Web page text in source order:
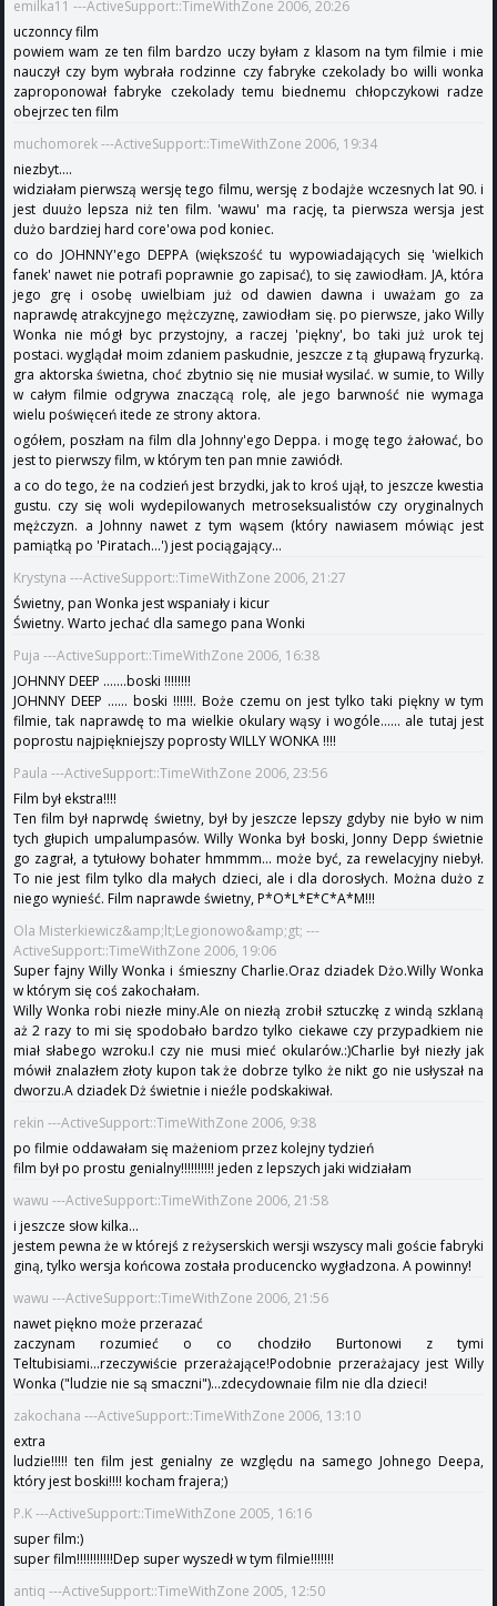
emilka11 ---ActiveSupport::TimeWithZone 2006, 20:26
uczonncy film
powiem wam ze ten film bardzo uczy byłam z klasom na tym filmie i mie
nauczył czy bym wybrała rodzinne czy fabryke czekolady bo willi wonka
zaproponował fabryke czekolady temu biednemu chłopczykowi radze
obejrzec ten film
muchomorek ---ActiveSupport::TimeWithZone 2006, 19:34
niezbyt....
widziałam pierwszą wersję tego filmu, wersję z bodajże wczesnych lat 90. i
jest duużo lepsza niż ten film. 'wawu' ma rację, ta pierwsza wersja jest
dużo bardziej hard core'owa pod koniec.
co do JOHNNY'ego DEPPA (większość tu wypowiadających się 'wielkich
fanek' nawet nie potrafi poprawnie go zapisać), to się zawiodłam. JA, która
jego grę i osobę uwielbiam już od dawien dawna i uważam go za
naprawdę atrakcyjnego mężczyznę, zawiodłam się. po pierwsze, jako Willy
Wonka nie mógł byc przystojny, a raczej 'piękny', bo taki już urok tej
postaci. wyglądał moim zdaniem paskudnie, jeszcze z tą głupawą fryzurką.
gra aktorska świetna, choć zbytnio się nie musiał wysilać. w sumie, to Willy
w całym filmie odgrywa znaczącą rolę, ale jego barwność nie wymaga
wielu poświęceń itede ze strony aktora.
ogółem, poszłam na film dla Johnny'ego Deppa. i mogę tego żałować, bo
jest to pierwszy film, w którym ten pan mnie zawiódł.
a co do tego, że na codzień jest brzydki, jak to kroś ujął, to jeszcze kwestia
gustu. czy się woli wydepilowanych metroseksualistów czy oryginalnych
mężczyzn. a Johnny nawet z tym wąsem (który nawiasem mówiąc jest
pamiątką po 'Piratach...') jest pociągający...
Krystyna ---ActiveSupport::TimeWithZone 2006, 21:27
Świetny, pan Wonka jest wspaniały i kicur
Świetny. Warto jechać dla samego pana Wonki
Puja ---ActiveSupport::TimeWithZone 2006, 16:38
JOHNNY DEEP .......boski !!!!!!!!
JOHNNY DEEP ...... boski !!!!!!. Boże czemu on jest tylko taki piękny w tym
filmie, tak naprawdę to ma wielkie okulary wąsy i wogóle...... ale tutaj jest
poprostu najpiękniejszy poprosty WILLY WONKA !!!!
Paula ---ActiveSupport::TimeWithZone 2006, 23:56
Film był ekstra!!!!
Ten film był naprwdę świetny, był by jeszcze lepszy gdyby nie było w nim
tych głupich umpalumpasów. Willy Wonka był boski, Jonny Depp świetnie
go zagrał, a tytułowy bohater hmmmm... może być, za rewelacyjny niebył.
To nie jest film tylko dla małych dzieci, ale i dla dorosłych. Można dużo z
niego wynieść. Film naprawde świetny, P*O*L*E*C*A*M!!!
Ola Misterkiewicz&amp;lt;Legionowo&amp;gt; ---
ActiveSupport::TimeWithZone 2006, 19:06
Super fajny Willy Wonka i śmieszny Charlie.Oraz dziadek Dżo.Willy Wonka
w którym się coś zakochałam.
Willy Wonka robi niezłe miny.Ale on niezłą zrobił sztuczkę z windą szklaną
aż 2 razy to mi się spodobało bardzo tylko ciekawe czy przypadkiem nie
miał słabego wzroku.I czy nie musi mieć okularów.:)Charlie był niezły jak
mówił znalazłem złoty kupon tak że dobrze tylko że nikt go nie usłyszał na
dworzu.A dziadek Dż świetnie i nieźle podskakiwał.
rekin ---ActiveSupport::TimeWithZone 2006, 9:38
po filmie oddawałam się mażeniom przez kolejny tydzień
film był po prostu genialny!!!!!!!!!! jeden z lepszych jaki widziałam
wawu ---ActiveSupport::TimeWithZone 2006, 21:58
i jeszcze słow kilka...
jestem pewna że w którejś z reżyserskich wersji wszyscy mali goście fabryki
giną, tylko wersja końcowa została producencko wygładzona. A powinny!
wawu ---ActiveSupport::TimeWithZone 2006, 21:56
nawet piękno może przerazać
zaczynam rozumieć o co chodziło Burtonowi z tymi
Teltubisiami...rzeczywiście przerażające!Podobnie przerażajacy jest Willy
Wonka ("ludzie nie są smaczni")...zdecydownaie film nie dla dzieci!
zakochana ---ActiveSupport::TimeWithZone 2006, 13:10
extra
ludzie!!!!! ten film jest genialny ze względu na samego Johnego Deepa,
który jest boski!!!! kocham frajera;)
P.K ---ActiveSupport::TimeWithZone 2005, 16:16
super film:)
super film!!!!!!!!!!!Dep super wyszedł w tym filmie!!!!!!!
antiq ---ActiveSupport::TimeWithZone 2005, 12:50